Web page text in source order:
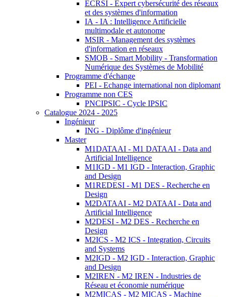
ECRSI - Expert cybersécurité des réseaux
et des systèmes d'information
IA - IA : Intelligence Artificielle
multimodale et autonome
MSIR - Management des systèmes
d'information en réseaux
SMOB - Smart Mobility - Transformation
Numérique des Systèmes de Mobilité
Programme d'échange
PEI - Echange international non diplomant
Programme non CES
PNCIPSIC - Cycle IPSIC
Catalogue 2024 - 2025
Ingénieur
ING - Diplôme d'ingénieur
Master
M1DATAAI - M1 DATAAI - Data and
Artificial Intelligence
M1IGD - M1 IGD - Interaction, Graphic
and Design
M1REDESI - M1 DES - Recherche en
Design
M2DATAAI - M2 DATAAI - Data and
Artificial Intelligence
M2DESI - M2 DES - Recherche en
Design
M2ICS - M2 ICS - Integration, Circuits
and Systems
M2IGD - M2 IGD - Interaction, Graphic
and Design
M2IREN - M2 IREN - Industries de
Réseau et économie numérique
M2MICAS - M2 MICAS - Machine